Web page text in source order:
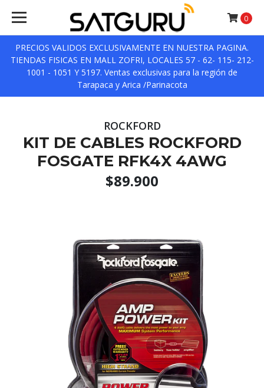
PRECIOS VALIDOS EXCLUSIVAMENTE EN NUESTRA PAGINA.
TIENDAS FISICAS EN MALL ZOFRI, LOCALES 57 - 62- 115- 212-
1001 - 1051 Y 5197. Ventas exclusivas para la región de
Tarapaca y Arica /Parinacota
0
ROCKFORD
KIT DE CABLES ROCKFORD
FOSGATE RFK4X 4AWG
$89.900